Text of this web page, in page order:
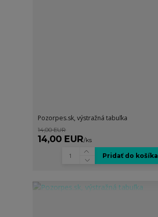
Pozorpes.sk, výstražná tabuľka
14,00 EUR
14,00 EUR/ks
Pridať do košíka